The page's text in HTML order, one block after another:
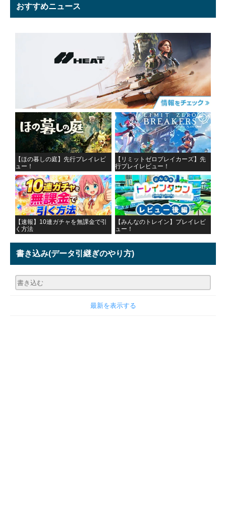
おすすめニュース
【ほの暮しの庭】先行プレイレビ
ュー！
【リミットゼロブレイカーズ】先
行プレイレビュー！
【速報】10連ガチャを無課金で引
く方法
【みんなのトレイン】プレイレビ
ュー！
書き込み(データ引継ぎのやり方)
最新を表示する